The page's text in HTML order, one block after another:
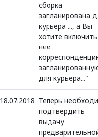
сборка
запланирована
курьера ..., а Вы
хотите
нее
для курьера..."
18.07.2018 Теперь
подтвердить
выдачу